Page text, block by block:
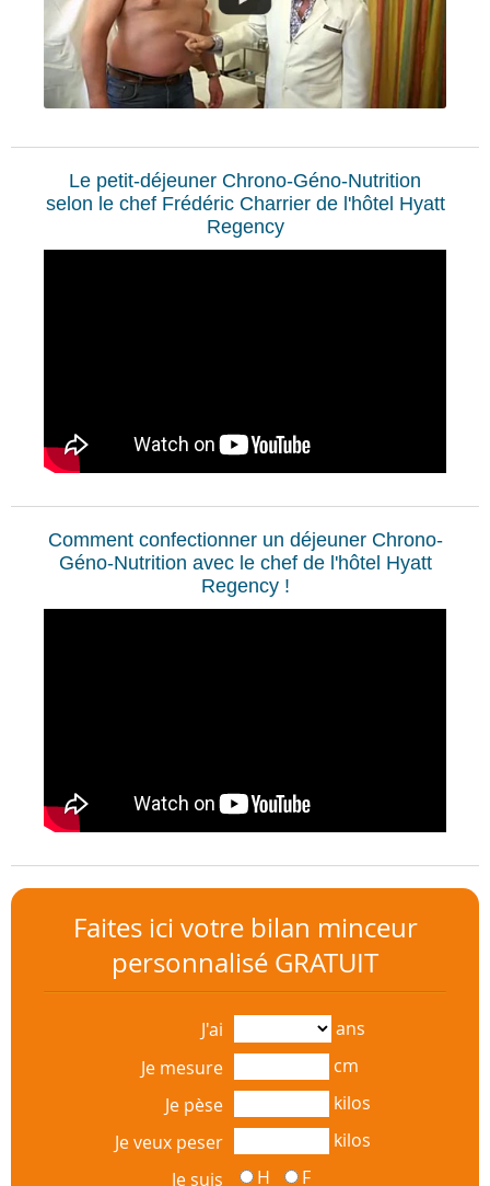
Le petit-déjeuner Chrono-Géno-Nutrition
selon le chef Frédéric Charrier de l'hôtel Hyatt
Regency
Comment confectionner un déjeuner Chrono-
Géno-Nutrition avec le chef de l'hôtel Hyatt
Regency !
Faites ici votre bilan minceur
personnalisé GRATUIT
J'ai
ans
Je mesure
cm
Je pèse
kilos
Je veux peser
kilos
Je suis
H F